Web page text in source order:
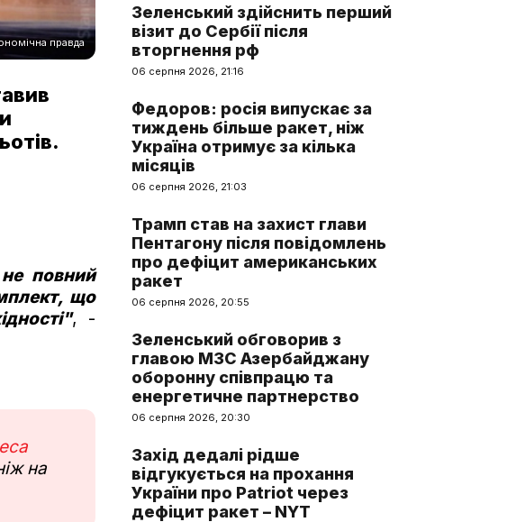
правда
повний
що
, -
на
Зеленський здійснить перший
візит до Сербії після
вторгнення рф
06 серпня 2026, 21:16
Федоров: росія випускає за
тиждень більше ракет, ніж
Україна отримує за кілька
місяців
06 серпня 2026, 21:03
Трамп став на захист глави
Пентагону після повідомлень
про дефіцит американських
ракет
06 серпня 2026, 20:55
Зеленський обговорив з
главою МЗС Азербайджану
оборонну співпрацю та
енергетичне партнерство
06 серпня 2026, 20:30
Захід дедалі рідше
відгукується на прохання
України про Patriot через
дефіцит ракет – NYT